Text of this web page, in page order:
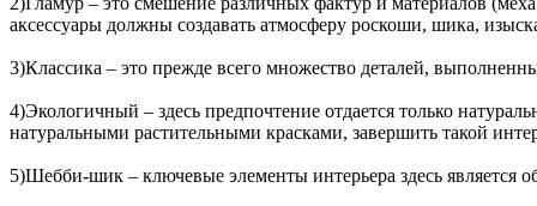
аксессуары должны создавать атмосферу роскоши, шика,
3)Классика – это прежде всего множество деталей,
4)Экологичный – здесь предпочтение отдается только
натуральными растительными красками, завершить такой
5)Шебби-шик – ключевые элементы интерьера здесь является